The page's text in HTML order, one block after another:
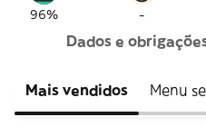
96% -
Dados e
Mais vendidos Menu